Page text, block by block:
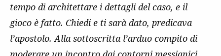
tempo di architettare i dettagli del caso, e il
gioco è fatto. Chiedi e ti sarà dato, predicava
l’apostolo. Alla sottoscritta l’arduo compito di